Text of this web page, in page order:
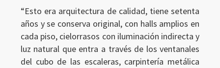
“Esto era arquitectura de calidad, tiene setenta
años y se conserva original, con halls amplios en
cada piso, cielorrasos con iluminación indirecta y
luz natural que entra a través de los ventanales
del cubo de las escaleras, carpintería metálica
Ingresar